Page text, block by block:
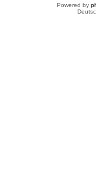
Powered by